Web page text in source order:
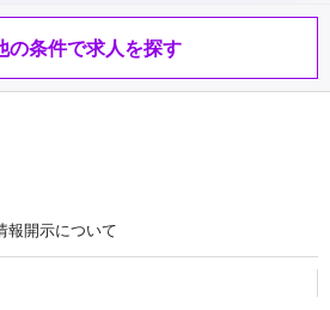
の条件で求人を探す
報開示について